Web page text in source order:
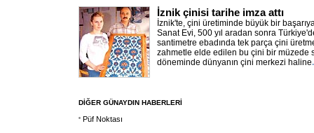
İznik çinisi tarihe imza attı
İznik'te, çini üretiminde büyük bir
Sanat Evi, 500 yıl aradan sonra
santimetre ebadında tek parça çini
zahmetle elde edilen bu çini bir müzede
döneminde dünyanın çini merkezi haline
DİĞER GÜNAYDIN HABERLERİ
Püf Noktası